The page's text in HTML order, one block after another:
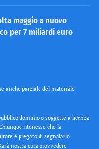
maggio a nuovo
per 7 miliardi euro
anche parziale del materiale
dominio o soggette a licenza
ritenesse che la
è pregato di segnalarlo
nostra cura provvedere